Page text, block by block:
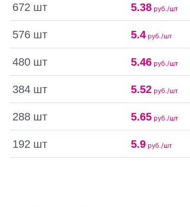
672 шт 5.38 руб./шт
576 шт 5.4руб./шт
480 шт 5.46 руб./шт
384 шт 5.52 руб./шт
288 шт 5.65 руб./шт
192 шт 5.9 руб./шт